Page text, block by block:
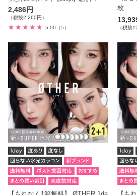
2,486円
（税抜2,260円）
5.00 （5）
枚
（税抜
【もれなく1箱無料】 ØTHER 1da
【も